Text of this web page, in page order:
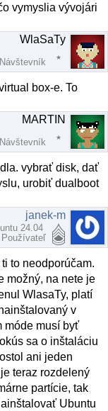
vymyslia vývojári
WlaSaTy
Návštevník
box-e. To
MARTIN
Návštevník
vybrať disk, dať
urobiť dualboot
janek-m
24.04
Používateľ
to neodporúčam.
možný, na nete je
WlasaTy, platí
v
móde musí byť
sa o inštaláciu
ani jeden
teraz rozdelený
partície, tak
Ubuntu